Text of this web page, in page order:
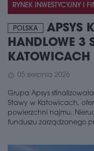
RYNEK INWESTYCYJNY I
POLSKA
APSYS
HANDLOWE 3
KATOWICACH
schedule 05 sierpnia 2026
Grupa Apsys
Stawy w Katowicach,
powierzchni najmu.
funduszu zarządzanego